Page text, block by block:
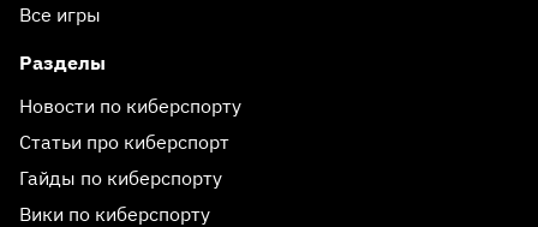
Все игры
Разделы
Новости по киберспорту
Статьи про киберспорт
Гайды по киберспорту
Вики по киберспорту